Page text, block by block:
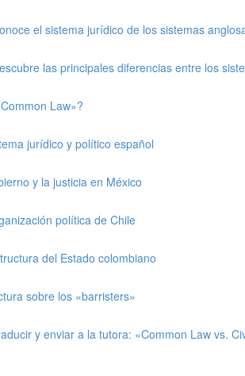
el sistema jurídico de los sistemas
las principales diferencias entre los
Law»?
jurídico y político español
y la justicia en México
política de Chile
del Estado colombiano
sobre los «barristers»
y enviar a la tutora: «Common Law vs.